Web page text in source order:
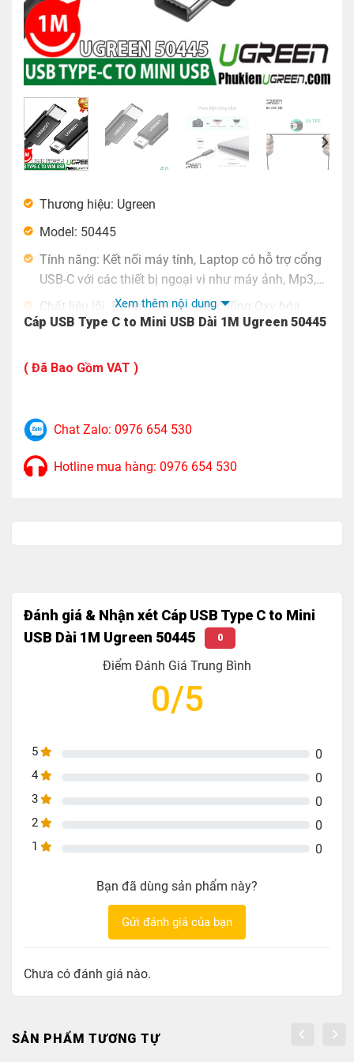
Thương hiệu: Ugreen
Model: 50445
Tính năng: Kết nối máy tính, Laptop có hỗ trợ cổng
USB-C với các thiết bị ngoại vi như máy ảnh, Mp3,…
Chất liệu lõi: Đồng nguyên chất chống Oxy hóa.
Màu sắc: Đen
Input: USB-C (male)
Tốc độ truyền tải tín hiệu tối đa lên đến: 480Mbps
Chiều dài cáp: 1M.
Xem thêm nội dung
Cáp USB Type C to Mini USB Dài 1M Ugreen 50445
( Đã Bao Gồm VAT )
Chat Zalo: 0976 654 530
Hotline mua hàng: 0976 654 530
Đánh giá & Nhận xét Cáp USB Type C to Mini
USB Dài 1M Ugreen 50445
0
Điểm Đánh Giá Trung Bình
0/5
5 0
4 0
3 0
2 0
1 0
Bạn đã dùng sản phẩm này?
Gửi đánh giá của bạn
Chưa có đánh giá nào.
SẢN PHẨM TƯƠNG TỰ